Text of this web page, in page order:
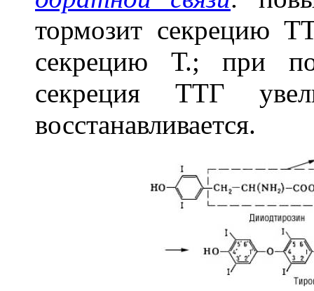
тормозит секрецию
секрецию Т.; при
секреция ТТГ
восстанавливается.